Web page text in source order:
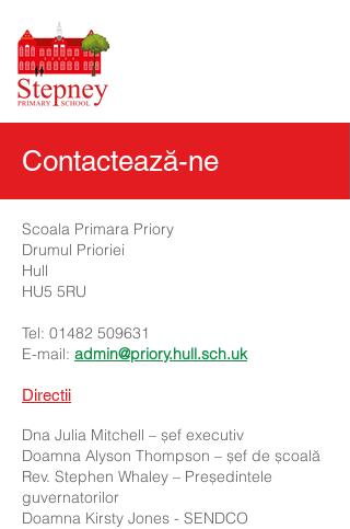
Contactează-ne
Scoala Primara Priory
Drumul Prioriei
Hull
HU5 5RU
Tel: 01482 509631
E-mail: admin@priory.hull.sch.uk
Directii
Dna Julia Mitchell – șef executiv
Doamna Alyson Thompson – șef de școală
Rev. Stephen Whaley – Președintele
guvernatorilor
Doamna Kirsty Jones - SENDCO